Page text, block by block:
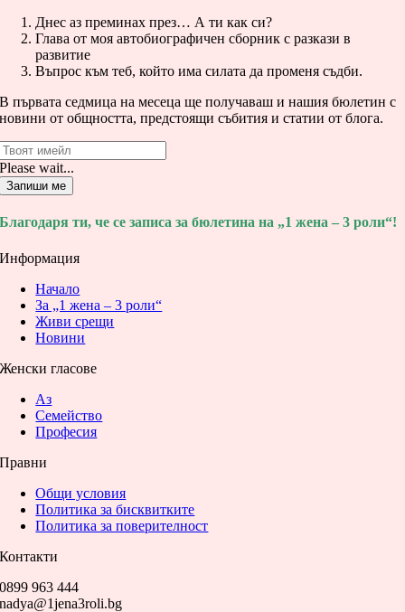
Днес аз преминах през… А ти как си?
Глава от моя автобиографичен сборник с разкази в
развитие
Въпрос към теб, който има силата да променя съдби.
В първата седмица на месеца ще получаваш и нашия бюлетин с
новини от общността, предстоящи събития и статии от блога.
Please wait...
Запиши ме
Благодаря ти, че се записа за бюлетина на „1 жена – 3 роли“!
Информация
Начало
За „1 жена – 3 роли“
Живи срещи
Новини
Женски гласове
Аз
Семейство
Професия
Правни
Общи условия
Политика за бисквитките
Политика за поверителност
Контакти
0899 963 444
nadya@1jena3roli.bg